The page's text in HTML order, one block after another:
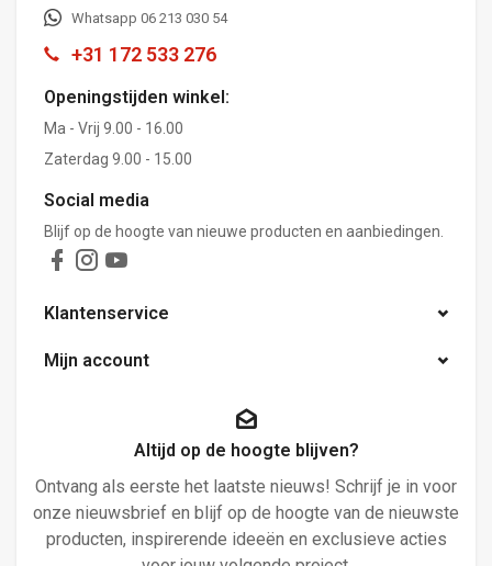
Whatsapp 06 213 030 54
+31 172 533 276
Openingstijden winkel:
Ma - Vrij 9.00 - 16.00
Zaterdag 9.00 - 15.00
Social media
Blijf op de hoogte van nieuwe producten en aanbiedingen.
Klantenservice
Mijn account
Altijd op de hoogte blijven?
Ontvang als eerste het laatste nieuws! Schrijf je in voor
onze nieuwsbrief en blijf op de hoogte van de nieuwste
producten, inspirerende ideeën en exclusieve acties